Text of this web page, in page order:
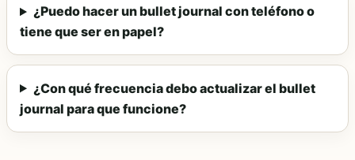
¿Puedo hacer un bullet journal con teléfono o
tiene que ser en papel?
¿Con qué frecuencia debo actualizar el bullet
journal para que funcione?